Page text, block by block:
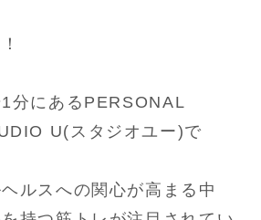
分にあるPERSONAL
U(スタジオユー)で
ルスへの関心が高まる中